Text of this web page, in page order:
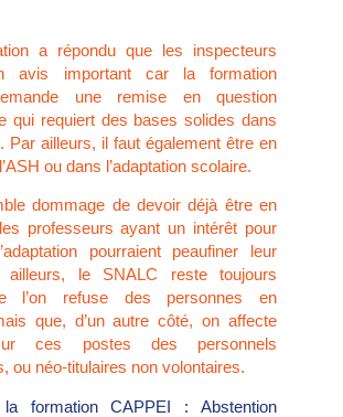
a répondu que les inspecteurs
avis important car la formation
une remise en question
qui requiert des bases solides dans
Par ailleurs, il faut également être en
ou dans l’adaptation scolaire.
dommage de devoir déjà être en
professeurs ayant un intérêt pour
pourraient peaufiner leur
ailleurs, le SNALC reste toujours
l’on refuse des personnes en
que, d’un autre côté, on affecte
ces postes des personnels
ou néo-titulaires non volontaires.
formation CAPPEI : Abstention